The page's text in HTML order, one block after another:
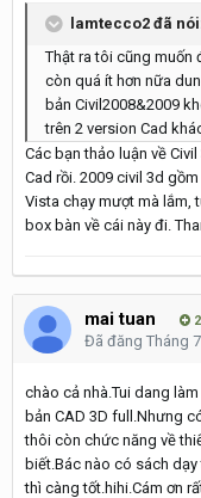
lamtecco2 đã
Thật ra tôi cũng muốn
còn quá ít hơn nữa
bản Civil2008&2009
trên 2 version Cad
Các bạn thảo luận về
Cad rồi. 2009 civil 3d
Vista chạy mượt mà lắm,
box bàn về cái này đi.
mai tuan 2
Đã đăng Tháng
chào cả nhà.Tui dang
bản CAD 3D full.Nhưng
thôi còn chức năng về
biết.Bác nào có sách
thì càng tốt.hihi.Cám ơn